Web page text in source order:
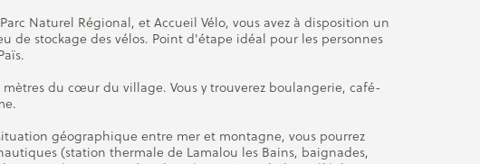
Naturel Régional, et Accueil Vélo, vous avez à disposition un
de stockage des vélos. Point d'étape idéal pour les personnes
du cœur du village. Vous y trouverez boulangerie, café-
situation géographique entre mer et montagne, vous pourrez
(station thermale de Lamalou les Bains, baignades,